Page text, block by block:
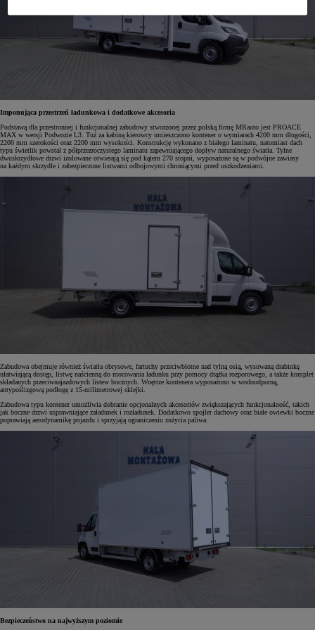
Imponująca przestrzeń ładunkowa i dodatkowe akcesoria
Podstawą dla przestronnej i funkcjonalnej zabudowy stworzonej przez polską firmę MRauto jest PROACE
MAX w wersji Podwozie L3. Tuż za kabiną kierowcy umieszczono kontener o wymiarach 4200 mm długości,
2200 mm szerokości oraz 2200 mm wysokości. Konstrukcję wykonano z białego laminatu, natomiast dach
typu świetlik powstał z półprzezroczystego laminatu zapewniającego dopływ naturalnego światła. Tylne
dwuskrzydłowe drzwi izolowane otwierają się pod kątem 270 stopni, wyposażone są w podwójne zawiasy
na każdym skrzydle i zabezpieczone listwami odbojowymi chroniącymi przed uszkodzeniami.
Zabudowa obejmuje również światła obrysowe, fartuchy przeciwbłotne nad tylną osią, wysuwaną drabinkę
ułatwiającą dostęp, listwę naścienną do mocowania ładunku przy pomocy drążka rozporowego, a także komplet
składanych przeciwnajazdowych listew bocznych. Wnętrze kontenera wyposażono w wodoodporną,
antypoślizgową podłogę z 15-milimetrowej sklejki.
Zabudowa typu kontener umożliwia dobranie opcjonalnych akcesoriów zwiększających funkcjonalność, takich
jak boczne drzwi usprawniające załadunek i rozładunek. Dodatkowo spojler dachowy oraz białe owiewki boczne
poprawiają aerodynamikę pojazdu i sprzyjają ograniczeniu zużycia paliwa.
Bezpieczeństwo na najwyższym poziomie